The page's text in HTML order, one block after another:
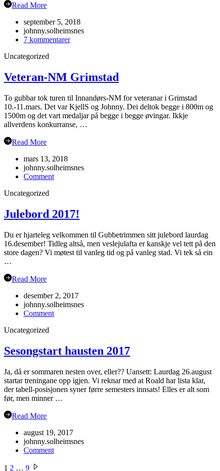
Read More
september 5, 2018
johnny.solheimsnes
7 kommentarertil
Uncategorized
Veteran-NM Grimstad
To gubbar tok turen til Innandørs-NM for veteranar i Grimstad
10.-11.mars. Det var KjellS og Johnny. Dei deltok begge i 800m og
1500m og det vart medaljar på begge i begge øvingar. Ikkje
allverdens konkurranse, …
Read More
mars 13, 2018
johnny.solheimsnes
Commenton
Uncategorized
Julebord 2017!
Du er hjarteleg velkommen til Gubbetrimmen sitt julebord laurdag
16.desember! Tidleg altså, men veslejulafta er kanskje vel tett på den
store dagen? Vi møtest til vanleg tid og på vanleg stad. Vi tek så ein
…
Read More
desember 2, 2017
johnny.solheimsnes
Commenton
Uncategorized
Sesongstart hausten 2017
Ja, då er sommaren nesten over, eller?? Uansett: Laurdag 26.august
startar treningane opp igjen. Vi reknar med at Roald har lista klar,
der tabell-posisjonen syner førre semesters innsats! Elles er alt som
før, men minner …
Read More
august 19, 2017
johnny.solheimsnes
Commenton
Sidepaginering
1 2 … 9